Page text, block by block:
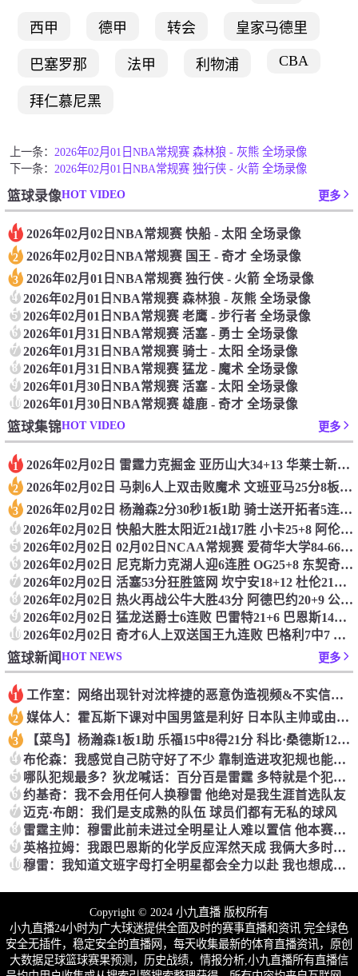
西甲 德甲 转会 皇家马德里
巴塞罗那 法甲 利物浦 CBA
拜仁慕尼黑
上一条： 2026年02月01日NBA常规赛 森林狼 - 灰熊 全场录像
下一条： 2026年02月01日NBA常规赛 独行侠 - 火箭 全场录像
篮球录像HOT VIDEO 更多
1 2026年02月02日NBA常规赛 快船 - 太阳 全场录像
2 2026年02月02日NBA常规赛 国王 - 奇才 全场录像
3 2026年02月01日NBA常规赛 独行侠 - 火箭 全场录像
4 2026年02月01日NBA常规赛 森林狼 - 灰熊 全场录像
5 2026年02月01日NBA常规赛 老鹰 - 步行者 全场录像
6 2026年01月31日NBA常规赛 活塞 - 勇士 全场录像
7 2026年01月31日NBA常规赛 骑士 - 太阳 全场录像
8 2026年01月31日NBA常规赛 猛龙 - 魔术 全场录像
9 2026年01月30日NBA常规赛 活塞 - 太阳 全场录像
102026年01月30日NBA常规赛 雄鹿 - 奇才 全场录像
篮球集锦HOT VIDEO 更多
1 2026年02月02日 雷霆力克掘金 亚历山大34+13 华莱士新高7记三分 穆雷16中4
2 2026年02月02日 马刺6人上双击败魔术 文班亚马25分8板4断5帽 班凯罗19+10
3 2026年02月02日 杨瀚森2分30秒1板1助 骑士送开拓者5连败 阿伦生涯新高40+17
4 2026年02月02日 快船大胜太阳近21战17胜 小卡25+8 阿伦23+8 哈登&布克缺阵
5 2026年02月02日 02月02日NCAA常规赛 爱荷华大学84-66俄勒冈大学 全场集锦
6 2026年02月02日 尼克斯力克湖人迎6连胜 OG25+8 东契奇30+15+8 詹姆斯22+5+6
7 2026年02月02日 活塞53分狂胜篮网 坎宁安18+12 杜伦21+10
8 2026年02月02日 热火再战公牛大胜43分 阿德巴约20+9 公牛三分球41中6
9 2026年02月02日 猛龙送爵士6连败 巴雷特21+6 巴恩斯14+9+4帽 马尔卡宁27+11
10 2026年02月02日 奇才6人上双送国王九连败 巴格利7中7 拉文35+6 德罗赞32分
篮球新闻HOT NEWS 更多
1 工作室：网络出现针对沈梓捷的恶意伪造视频&不实信息 将依法追究
2 媒体人：霍瓦斯下课对中国男篮是利好 日本队主帅或由盖恩斯暂代
3 【菜鸟】杨瀚森1板1助 乐福15中8得21分 科比·桑德斯12分2板4助
4 布伦森：我感觉自己防守好了不少 靠制造进攻犯规也能算个护筐者
5 哪队犯规最多？狄龙喊话：百分百是雷霆 多特就是个犯规大王！
6 约基奇：我不会用任何人换穆雷 他绝对是我生涯首选队友
7 迈克·布朗：我们是支成熟的队伍 球员们都有无私的球风
8 雷霆主帅：穆雷此前未进过全明星让人难以置信 他本赛季实至名归
9 英格拉姆：我跟巴恩斯的化学反应浑然天成 我俩大多时候无需多言
10 穆雷：我知道文班字母打全明星都会全力以赴 我也想成为其中之一
Copyright © 2024 小九直播 版权所有
小九直播24小时为广大球迷提供全面及时的赛事直播和资讯 完全绿色
安全无插件，稳定安全的直播网，每天收集最新的体育直播资讯，原创
大数据足球篮球赛果预测，历史战绩，情报分析,小九直播所有直播信